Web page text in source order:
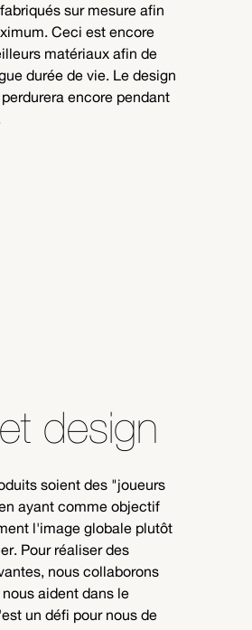
sur mesure afin
Ceci est encore
matériaux afin de
durée de vie. Le design
encore pendant
design
soient des "joueurs
ayant comme objectif
l'image globale plutôt
Pour réaliser des
nous collaborons
aident dans le
un défi pour nous de